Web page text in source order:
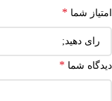
امتیاز شما *
دیدگاه شما *